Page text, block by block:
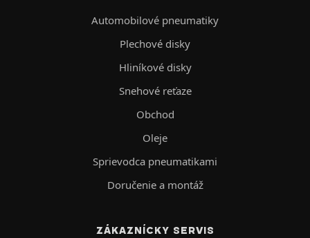
Automobilové pneumatiky
Plechové disky
Hliníkové disky
Snehové reťaze
Obchod
Oleje
Sprievodca pneumatikami
Doručenie a montáž
ZÁKAZNÍCKY SERVIS